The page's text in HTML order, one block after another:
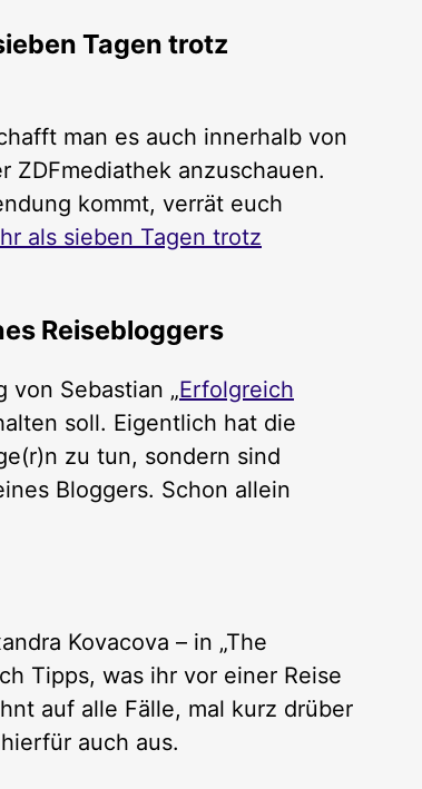
Tagen trotz
man es auch innerhalb von
ZDFmediathek anzuschauen.
kommt, verrät euch
als sieben Tagen trotz
Reisebloggers
von Sebastian „Erfolgreich
soll. Eigentlich hat die
zu tun, sondern sind
Bloggers. Schon allein
Kovacova – in „The
Tipps, was ihr vor einer Reise
auf alle Fälle, mal kurz drüber
auch aus.